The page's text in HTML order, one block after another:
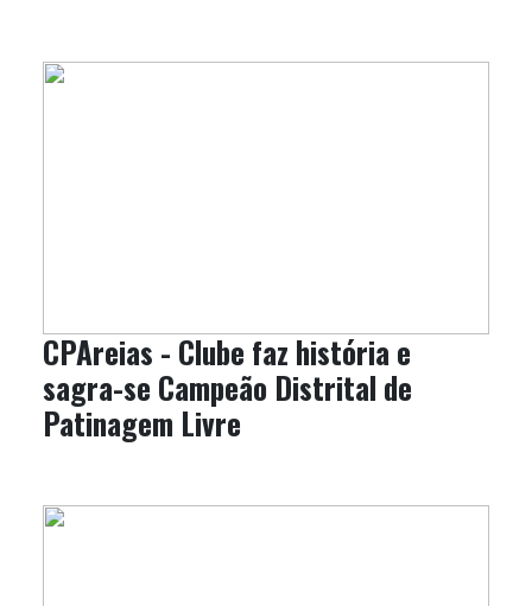
CPAreias - Clube faz história e
sagra-se Campeão Distrital de
Patinagem Livre